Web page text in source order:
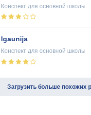
Конспект для основной школы
Igaunija
Конспект для основной школы
Загрузить больше похожих